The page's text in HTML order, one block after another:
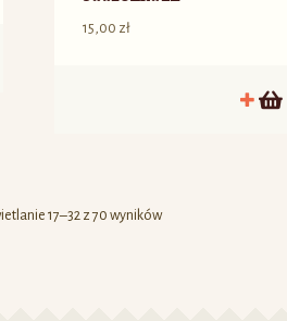
15,00 zł
17–32 z 70 wyników